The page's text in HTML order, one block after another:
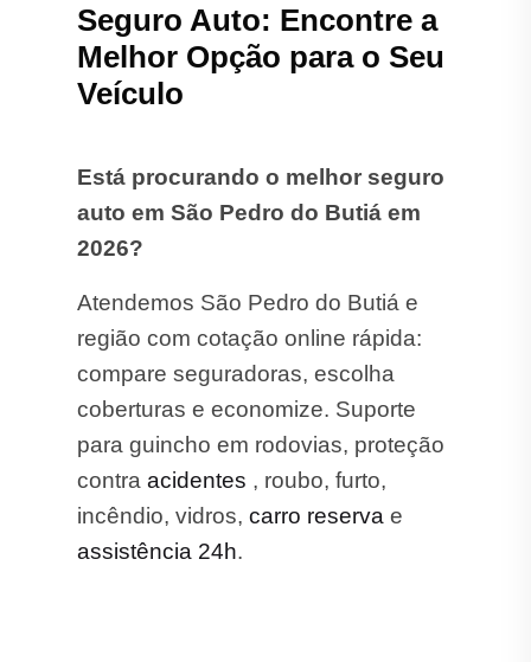
Seguro Auto: Encontre a
Melhor Opção para o Seu
Veículo
Está procurando o melhor seguro
auto em São Pedro do Butiá em
2026?
Atendemos São Pedro do Butiá e
região com cotação online rápida:
compare seguradoras, escolha
coberturas e economize. Suporte
para guincho em rodovias, proteção
contra acidentes , roubo, furto,
incêndio, vidros, carro reserva e
assistência 24h.